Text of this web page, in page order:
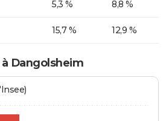
5,3 % 8,8 %
15,7 % 12,9 %
Dangolsheim